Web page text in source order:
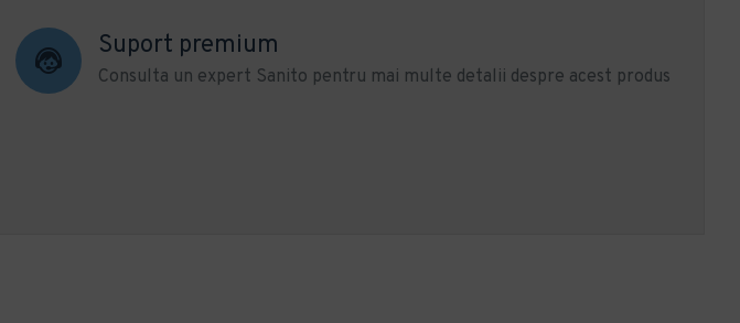
Suport premium
Consulta un expert Sanito pentru mai multe detalii despre acest produs